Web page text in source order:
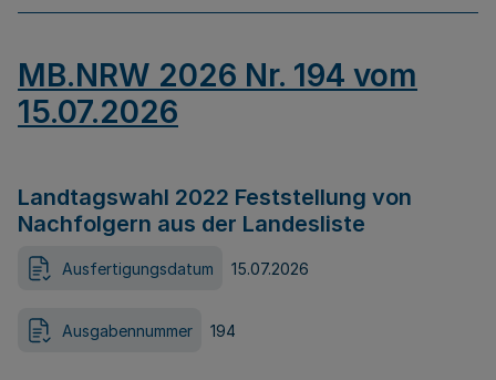
MB.NRW 2026 Nr. 194 vom
15.07.2026
Landtagswahl 2022 Feststellung von
Nachfolgern aus der Landesliste
Ausfertigungsdatum 15.07.2026
Ausgabennummer 194